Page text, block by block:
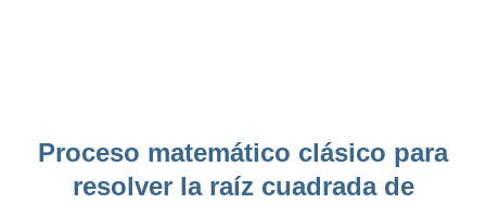
Proceso matemático clásico para
resolver la raíz cuadrada de